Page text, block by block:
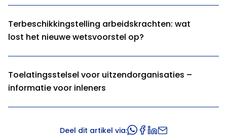
Terbeschikkingstelling arbeidskrachten: wat
lost het nieuwe wetsvoorstel op?
Toelatingsstelsel voor uitzendorganisaties –
informatie voor inleners
Deel dit artikel via: